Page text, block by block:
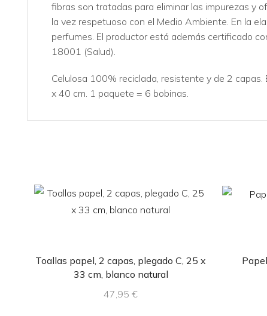
fibras son tratadas para eliminar las impurezas y
la vez respetuoso con el Medio Ambiente. En la
perfumes. El productor está además certificado
18001 (Salud).
Celulosa 100% reciclada, resistente y de 2
x 40 cm. 1 paquete = 6 bobinas.
Toallas papel, 2 capas, plegado C, 25 x
33 cm, blanco natural
47,95€